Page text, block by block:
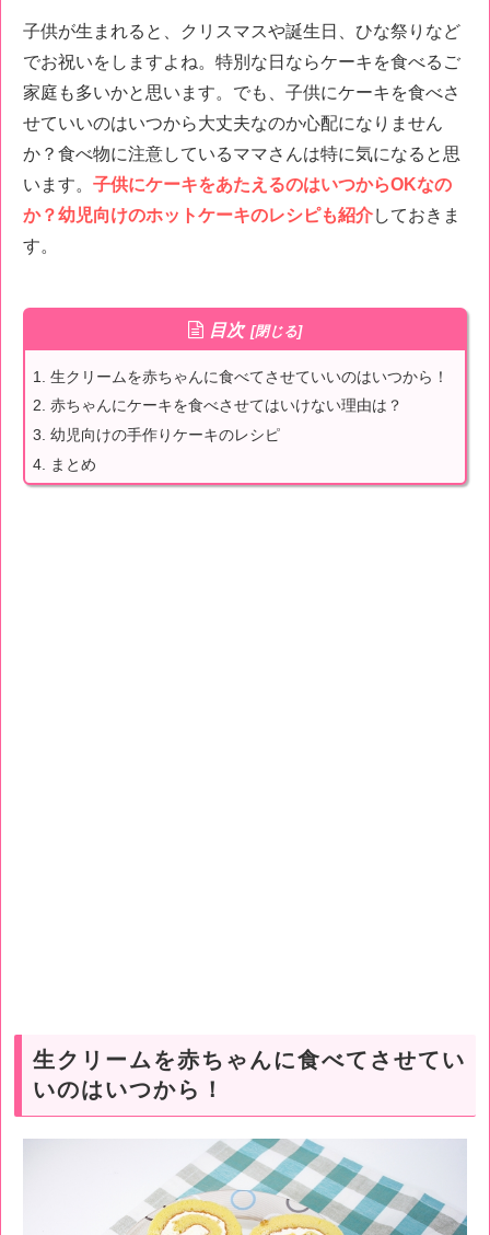
子供が生まれると、クリスマスや誕生日、ひな祭りなど
でお祝いをしますよね。特別な日ならケーキを食べるご
家庭も多いかと思います。でも、子供にケーキを食べさ
せていいのはいつから大丈夫なのか心配になりません
か？食べ物に注意しているママさんは特に気になると思
います。 子供にケーキをあたえるのはいつからOKなの
か？幼児向けのホットケーキのレシピも紹介しておきま
す。
目次
生クリームを赤ちゃんに食べてさせていいのはいつから！
赤ちゃんにケーキを食べさせてはいけない理由は？
幼児向けの手作りケーキのレシピ
まとめ
生クリームを赤ちゃんに食べてさせてい
いのはいつから！